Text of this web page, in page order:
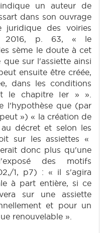
un auteur de
dans son ouvrage
juridique des voiries
2016, p. 63, « le
sème le doute à cet
sur l'assiette ainsi
ensuite être créée,
dans les conditions
le chapitre Ier » ».
l'hypothèse que (par
») « la création de
décret et selon les
sur les assiettes «
donc plus qu'une
des motifs
1, p7) : « il s'agira
à part entière, si ce
sur une assiette
et pour un
renouvelable ».